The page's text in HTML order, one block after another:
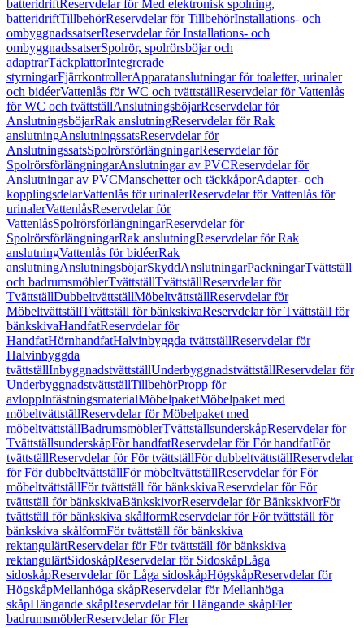
batteridriftReservdelar för Med elektronisk spolning,
batteridriftTillbehörReservdelar för TillbehörInstallations- och
ombyggnadssatserReservdelar för Installations- och
ombyggnadssatserSpolrör, spolrörsböjar och
adaptrarTäckplattorIntegrerade
styrningarFjärrkontrollerApparatanslutningar för toaletter, urinaler
och bidéerVattenlås för WC och tvättställReservdelar för Vattenlås
för WC och tvättställAnslutningsböjarReservdelar för
AnslutningsböjarRak anslutningReservdelar för Rak
anslutningAnslutningssatsReservdelar för
AnslutningssatsSpolrörsförlängningarReservdelar för
SpolrörsförlängningarAnslutningar av PVCReservdelar för
Anslutningar av PVCManschetter och täckkåporAdapter- och
kopplingsdelarVattenlås för urinalerReservdelar för Vattenlås för
urinalerVattenlåsReservdelar för
VattenlåsSpolrörsförlängningarReservdelar för
SpolrörsförlängningarRak anslutningReservdelar för Rak
anslutningVattenlås för bidéerRak
anslutningAnslutningsböjarSkyddAnslutningarPackningarTvättställ
och badrumsmöblerTvättställTvättställReservdelar för
TvättställDubbeltvättställMöbeltvättställReservdelar för
MöbeltvättställTvättställ för bänkskivaReservdelar för Tvättställ för
bänkskivaHandfatReservdelar för
HandfatHörnhandfatHalvinbyggda tvättställReservdelar för
Halvinbyggda
tvättställInbyggnadstvättställUnderbyggnadstvättställReservdelar för
UnderbyggnadstvättställTillbehörPropp för
avloppInfästningsmaterialMöbelpaketMöbelpaket med
möbeltvättställReservdelar för Möbelpaket med
möbeltvättställBadrumsmöblerTvättställsunderskåpReservdelar för
TvättställsunderskåpFör handfatReservdelar för För handfatFör
tvättställReservdelar för För tvättställFör dubbeltvättställReservdelar
för För dubbeltvättställFör möbeltvättställReservdelar för För
möbeltvättställFör tvättställ för bänkskivaReservdelar för För
tvättställ för bänkskivaBänkskivorReservdelar för BänkskivorFör
tvättställ för bänkskiva skålformReservdelar för För tvättställ för
bänkskiva skålformFör tvättställ för bänkskiva
rektangulärtReservdelar för För tvättställ för bänkskiva
rektangulärtSidoskåpReservdelar för SidoskåpLåga
sidoskåpReservdelar för Låga sidoskåpHögskåpReservdelar för
HögskåpMellanhöga skåpReservdelar för Mellanhöga
skåpHängande skåpReservdelar för Hängande skåpFler
badrumsmöblerReservdelar för Fler